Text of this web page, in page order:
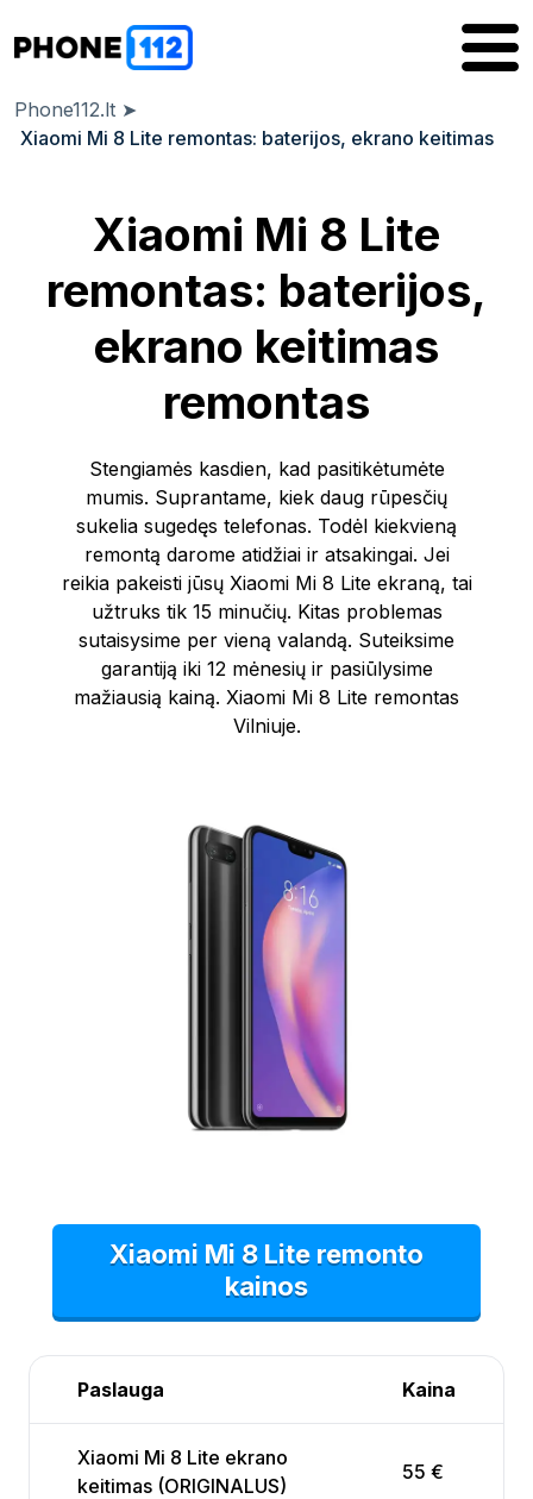
Phone112.lt ➤
Xiaomi Mi 8 Lite remontas: baterijos, ekrano keitimas
Xiaomi Mi 8 Lite
remontas: baterijos,
ekrano keitimas
remontas
Stengiamės kasdien, kad pasitikėtumėte
mumis. Suprantame, kiek daug rūpesčių
sukelia sugedęs telefonas. Todėl kiekvieną
remontą darome atidžiai ir atsakingai. Jei
reikia pakeisti jūsų Xiaomi Mi 8 Lite ekraną, tai
užtruks tik 15 minučių. Kitas problemas
sutaisysime per vieną valandą. Suteiksime
garantiją iki 12 mėnesių ir pasiūlysime
mažiausią kainą. Xiaomi Mi 8 Lite remontas
Vilniuje.
Xiaomi Mi 8 Lite remonto
kainos
Paslauga Kaina
Xiaomi Mi 8 Lite ekrano
keitimas (ORIGINALUS)
55 €